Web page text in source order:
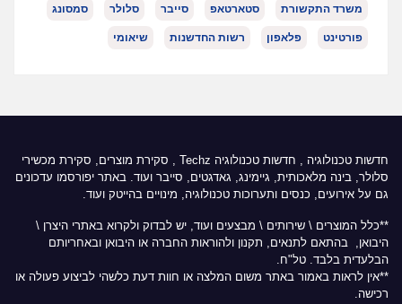
משרד התקשורת סטארטאפ סייבר סלולר סמסונג
פורטינט פלאפון רשות החדשנות שיאומי
חדשות טכנולוגיה , חדשות טכנולוגיה Techz
, סקירת מוצרים, סקירת מכשירי
סלולר, בינה מלאכותית, גיימינג, גאדגטים, סייבר ועוד. באתר יפורסמו עדכונים
גם על אירועים, כנסים ותערוכות טכנולוגיה, מינויים בהייטק ועוד.
**כלל המוצרים \ שירותים \ מבצעים ועוד, יש לבדוק ולקרוא באתרי היצרן \
היבואן, בהתאם לתנאים, תקנון ולהוראות החברה או היבואן ובאחריותם
הבלעדית בלבד. טל"ח.
**אין לראות באמור באתר משום המלצה או חוות דעת כלשהי לביצוע פעולה או
רכישה.